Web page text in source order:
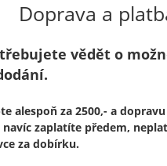
Doprava a
vědět o
.
alespoň za 2500,- a
navíc zaplatíte předem,
za dobírku.